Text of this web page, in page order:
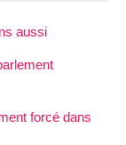
aussi
forcé dans